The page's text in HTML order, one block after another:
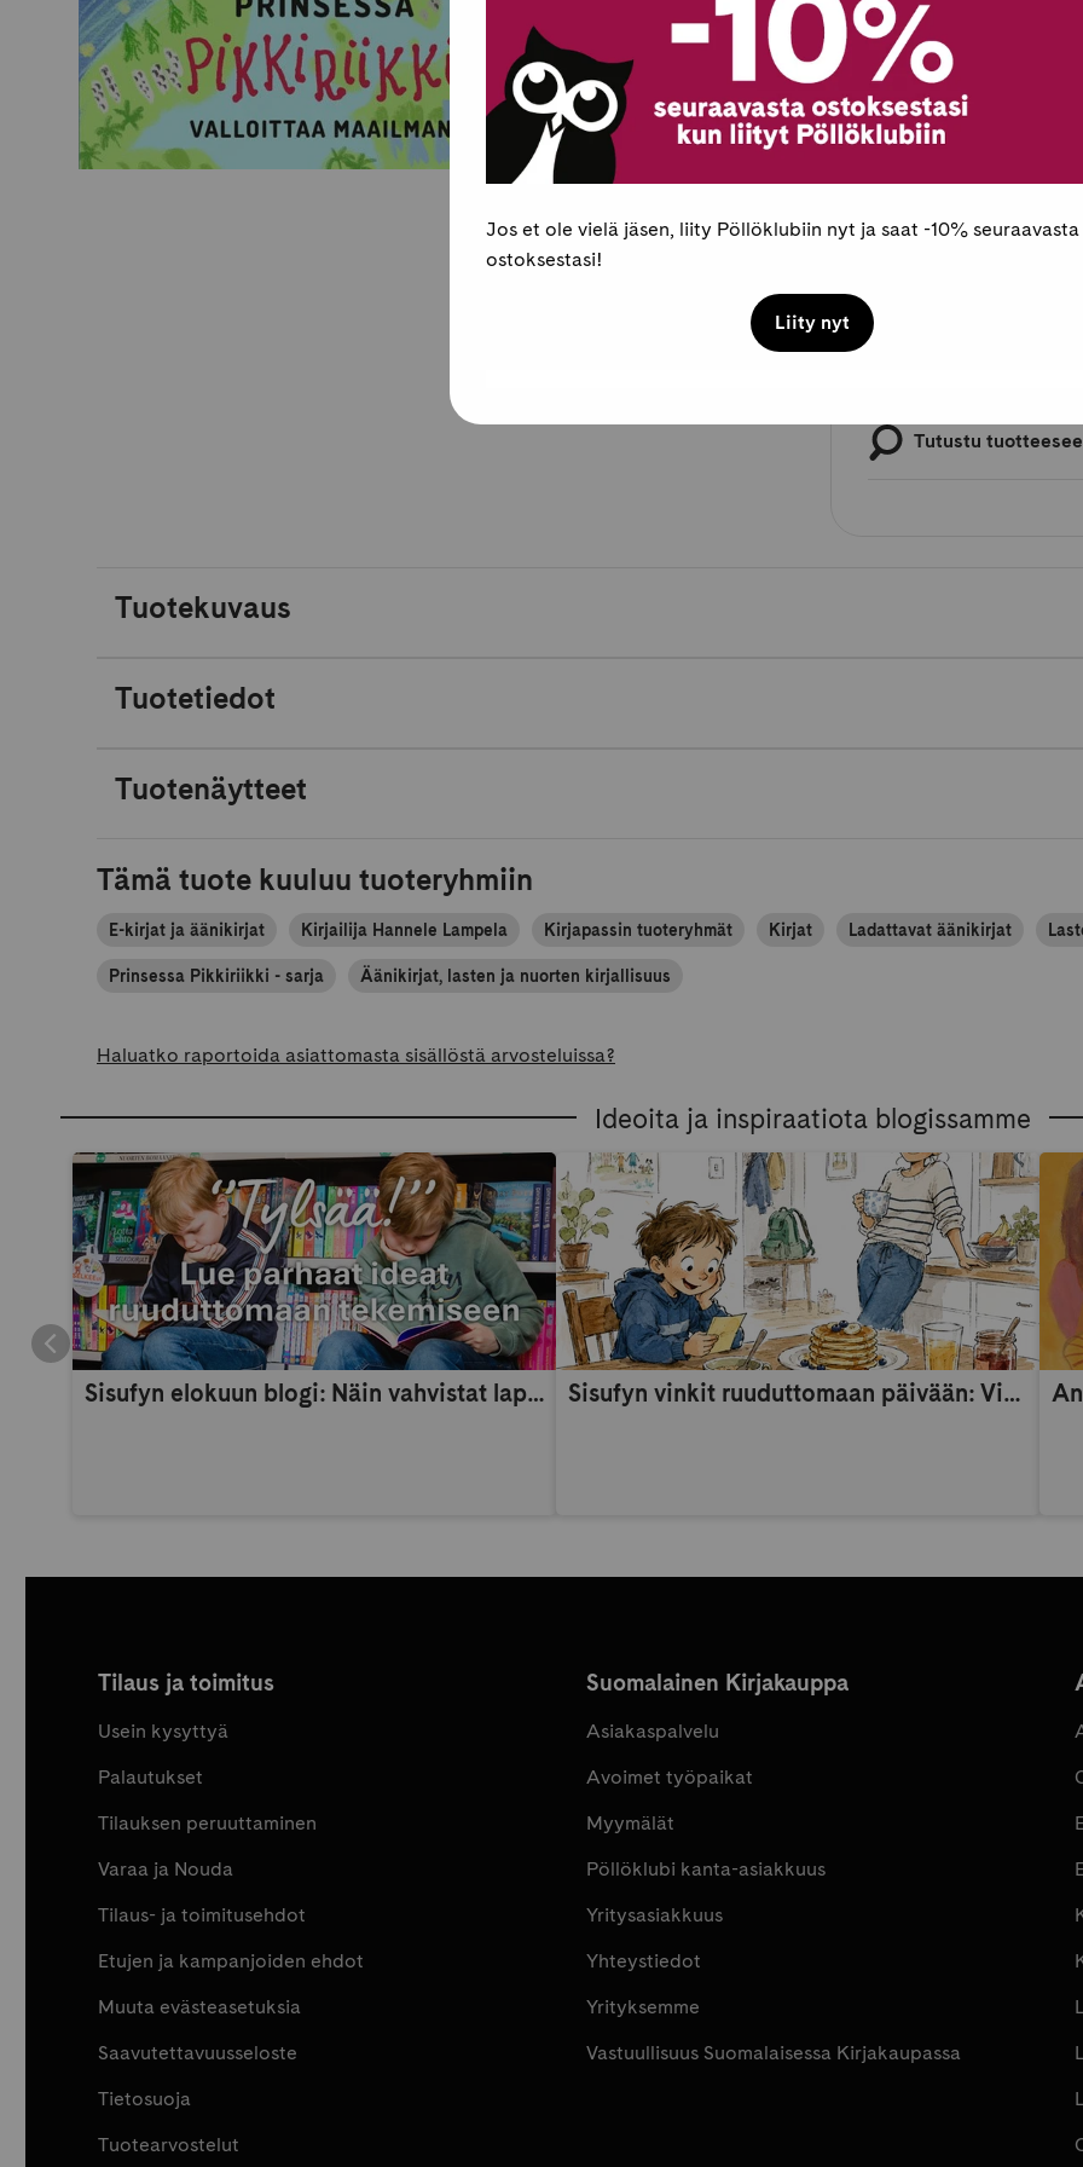
Kovakantinen
E-kirja
E-kirja
Lue linkin kautta
Pöllöklubilaisille
Tutustu
Tuotekuvaus
Tuotetiedot
Tuotenäytteet
Tämä tuote kuuluu tuoteryhmiin
E-kirjat ja äänikirjat Kirjailija Hannele Lampela Kirjapassin tuoteryhmät Kirjat Ladattavat äänikirjat
Prinsessa Pikkiriikki - sarja Äänikirjat, lasten ja nuorten kirjallisuus
Haluatko raportoida asiattomasta sisällöstä arvosteluissa?
Ideoita ja inspiraatiota blogissamme
Sisufyn elokuun blogi: Näin vahvistat lapsen itsetuntoa someaikana Sisufyn vinkit ruuduttomaan päivään: Vinkki 9
Tilaus ja toimitus
Usein kysyttyä
Palautukset
Tilauksen peruuttaminen
Varaa ja Nouda
Tilaus- ja toimitusehdot
Etujen ja kampanjoiden ehdot
Muuta evästeasetuksia
Saavutettavuusseloste
Tietosuoja
Tuotearvostelut
Suomalainen Kirjakauppa
Asiakaspalvelu
Avoimet työpaikat
Myymälät
Pöllöklubi kanta-asiakkuus
Yritysasiakkuus
Yhteystiedot
Yrityksemme
Vastuullisuus Suomalaisessa Kirjakaupassa
Jos et ole vielä jäsen, liity Pöllöklubiin nyt ja saat -10% seuraavasta
ostoksestasi!
Liity nyt